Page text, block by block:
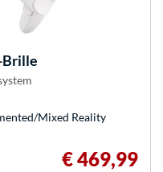
Brille
Mixed Reality
€ 469,99